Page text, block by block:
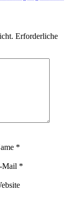
Erforderliche
*
Mail *